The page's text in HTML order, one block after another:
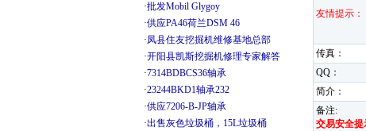
·批发Mobil Glygoy
·供应PA46荷兰DSM 46
·凤县住友挖掘机维修基地总部
·开阳县凯斯挖掘机修理专家解答
·7314BDBCS36轴承
·23244BKD1轴承232
·供应7206-B-JP轴承
·出售灰色垃圾桶，15L垃圾桶
友情提示：
传真：
QQ：
简介：
备注:
交易安全提